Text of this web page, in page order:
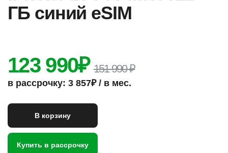
ГБ синий eSIM
123 990₽ 151 990 ₽
в рассрочку: 3 857₽ / в мес.
В корзину
Купить в рассрочку